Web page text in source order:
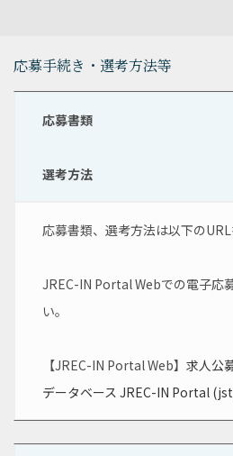
応募手続き・選考方法等
応募書類
選考方法
応募書類、選考方法は以下のURL
JREC-IN Portal Webでの電子応
い。
【JREC-IN Portal Web】 求人公
データベース JREC-IN Portal